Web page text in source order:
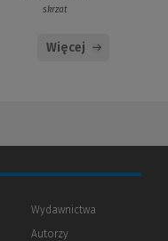
skrzat
Więcej
Wydawnictwa
Autorzy